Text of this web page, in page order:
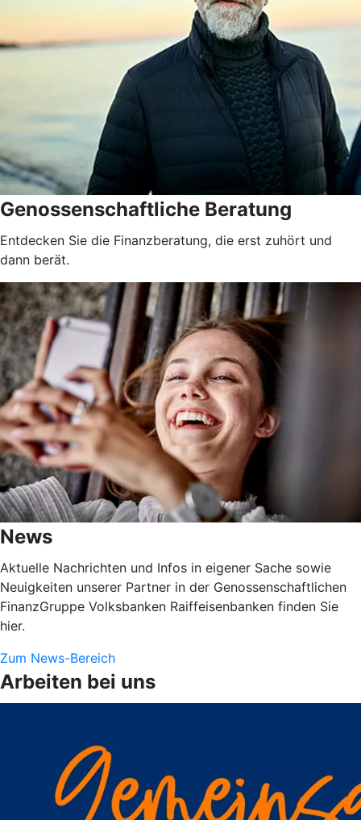
Genossenschaftliche Beratung
Entdecken Sie die Finanzberatung, die erst zuhört und
dann berät.
News
Aktuelle Nachrichten und Infos in eigener Sache sowie
Neuigkeiten unserer Partner in der Genossenschaftlichen
FinanzGruppe Volksbanken Raiffeisenbanken finden Sie
hier.
Zum News-Bereich
Arbeiten bei uns